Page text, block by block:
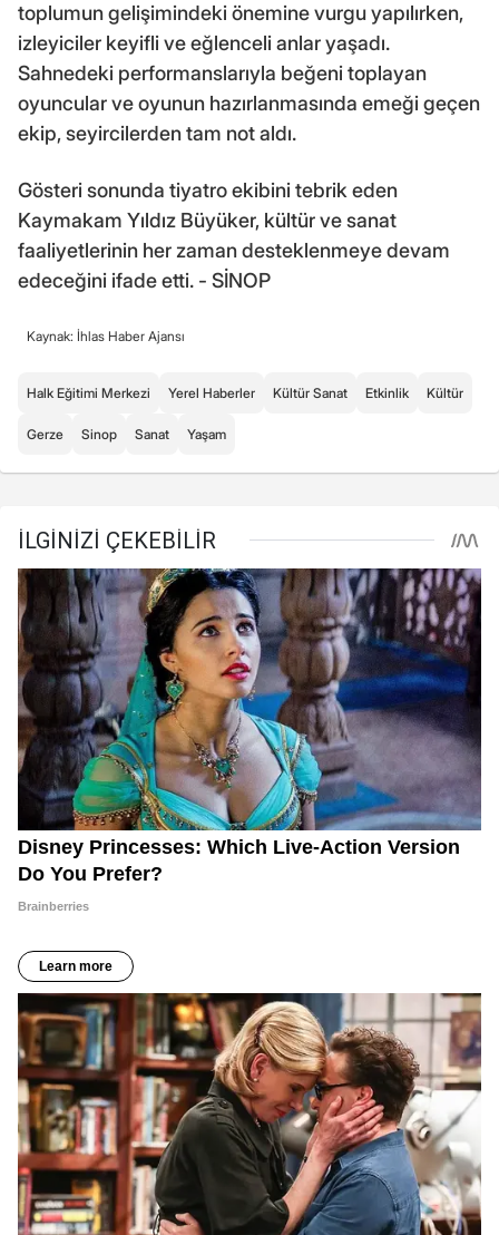
toplumun gelişimindeki önemine vurgu yapılırken,
izleyiciler keyifli ve eğlenceli anlar yaşadı.
Sahnedeki performanslarıyla beğeni toplayan
oyuncular ve oyunun hazırlanmasında emeği geçen
ekip, seyircilerden tam not aldı.
Gösteri sonunda tiyatro ekibini tebrik eden
Kaymakam Yıldız Büyüker, kültür ve sanat
faaliyetlerinin her zaman desteklenmeye devam
edeceğini ifade etti. - SİNOP
Kaynak: İhlas Haber Ajansı
Halk Eğitimi Merkezi Yerel Haberler Kültür Sanat Etkinlik Kültür
Gerze Sinop Sanat Yaşam